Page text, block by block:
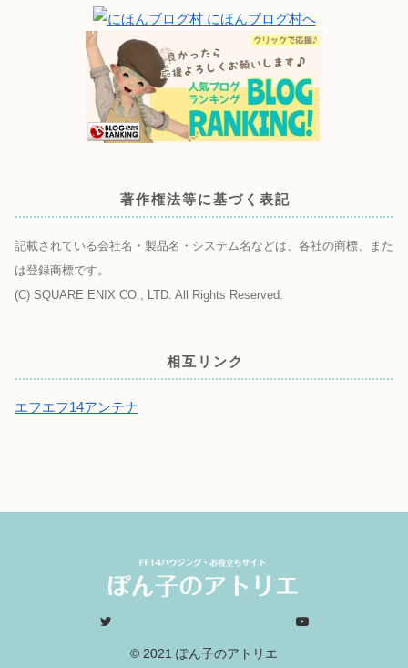
著作権法等に基づく表記
記載されている会社名・製品名・システム名などは、各社の商標、また
は登録商標です。
(C) SQUARE ENIX CO., LTD. All Rights Reserved.
相互リンク
エフエフ14アンテナ
© 2021 ぽん子のアトリエ